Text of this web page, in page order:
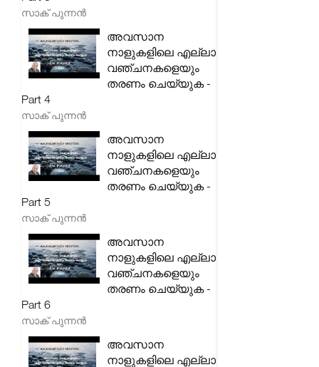
സാക് പുന്നൻ
അവസാന
നാളുകളിലെ എല്ലാ
വഞ്ചനകളെയും
തരണം ചെയ്യുക -
Part 4
സാക് പുന്നൻ
അവസാന
നാളുകളിലെ എല്ലാ
വഞ്ചനകളെയും
തരണം ചെയ്യുക -
Part 5
സാക് പുന്നൻ
അവസാന
നാളുകളിലെ എല്ലാ
വഞ്ചനകളെയും
തരണം ചെയ്യുക -
Part 6
സാക് പുന്നൻ
അവസാന
നാളുകളിലെ എല്ലാ